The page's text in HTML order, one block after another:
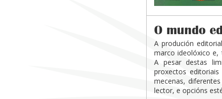
O mundo
A produción
marco ideolóxico e,
A pesar destas
proxectos
mecenas,
lector, e opcións